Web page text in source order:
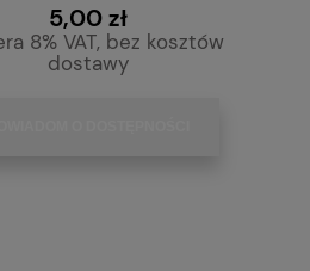
5,00 zł
8% VAT, bez kosztów
dostawy